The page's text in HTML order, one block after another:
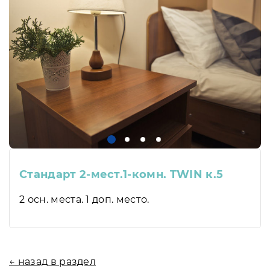
Стандарт 2-мест.1-комн. TWIN к.5
2 осн. места. 1 доп. место.
← назад в раздел